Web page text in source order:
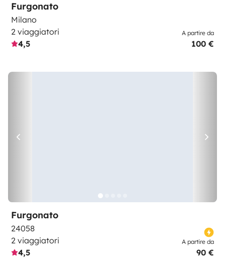
Furgonato
Milano
2 viaggiatori
4,5
A partire da
100 €
Furgonato
24058
2 viaggiatori
4,5
A partire da
90 €